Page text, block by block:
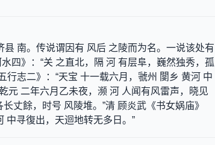
县 南。传说谓因有 风后 之陵而为名。一说该处有
四》：“关 之直北，隔 河 有层阜，巍然独秀，孤
行志二》：“天宝 十一载六月，虢州 閺乡 黄河 中
元 二年六月乙未夜，濒 河 人闻有风雷声，晓见
丈餘，时号 风陵堆。”清 顾炎武《书女娲庙》
中寻復出，天迴地转无多日。”